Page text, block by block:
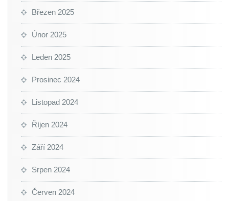
Březen 2025
Únor 2025
Leden 2025
Prosinec 2024
Listopad 2024
Říjen 2024
Září 2024
Srpen 2024
Červen 2024